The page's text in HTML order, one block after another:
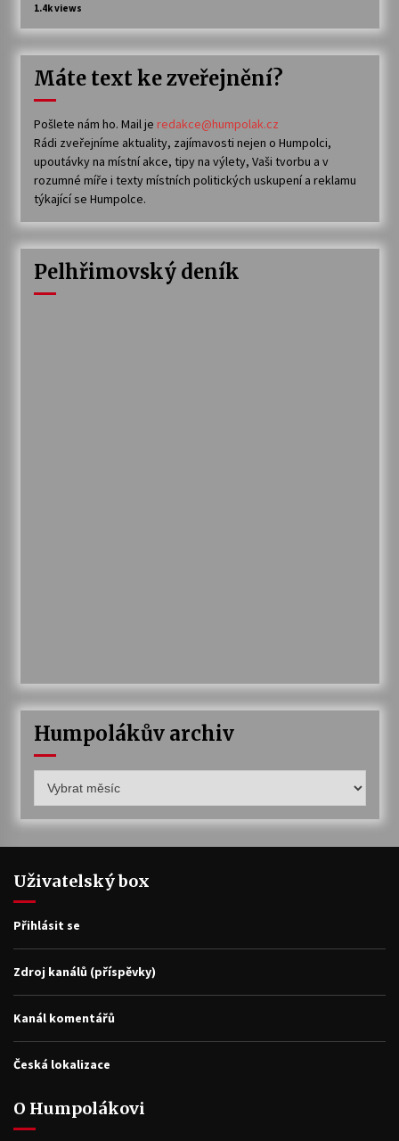
1.4k views
Máte text ke zveřejnění?
Pošlete nám ho. Mail je redakce@humpolak.cz
Rádi zveřejníme aktuality, zajímavosti nejen o Humpolci,
upoutávky na místní akce, tipy na výlety, Vaši tvorbu a v
rozumné míře i texty místních politických uskupení a reklamu
týkající se Humpolce.
Pelhřimovský deník
Humpolákův archiv
archiv
Uživatelský box
Přihlásit se
Zdroj kanálů (příspěvky)
Kanál komentářů
Česká lokalizace
O Humpolákovi